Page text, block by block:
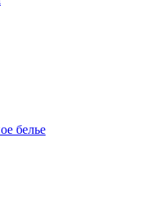
белье